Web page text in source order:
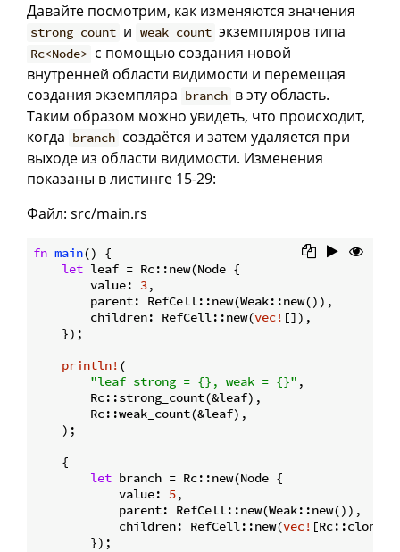
Давайте посмотрим, как изменяются значения
strong_count и weak_count экземпляров типа
Rc<Node> с помощью создания новой
внутренней области видимости и перемещая
создания экземпляра branch в эту область.
Таким образом можно увидеть, что происходит,
когда branch создаётся и затем удаляется при
выходе из области видимости. Изменения
показаны в листинге 15-29:
Файл: src/main.rs
fn main() {
let leaf = Rc::new(Node {
        value:
3,
        parent: RefCell::new(Weak::new()),
        children: RefCell::new(
vec! []),
    });
println! (
"leaf strong = {}, weak = {}" ,
        Rc::strong_count(&leaf),
        Rc::weak_count(&leaf),
    );
    {
let branch = Rc::new(Node {
            value:
5,
            parent: RefCell::new(Weak::new()),
            children: RefCell::new(
vec!
        });